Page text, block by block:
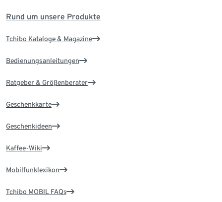
Rund um unsere Produkte
Tchibo Kataloge & Magazine
Bedienungsanleitungen
Ratgeber & Größenberater
Geschenkkarte
Geschenkideen
Kaffee-Wiki
Mobilfunklexikon
Tchibo MOBIL FAQs